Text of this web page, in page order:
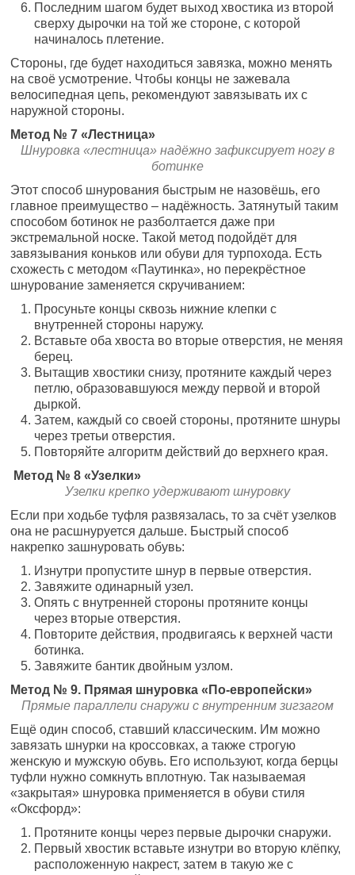
Последним шагом будет выход хвостика из второй
сверху дырочки на той же стороне, с которой
начиналось плетение.
Стороны, где будет находиться завязка, можно менять
на своё усмотрение. Чтобы концы не зажевала
велосипедная цепь, рекомендуют завязывать их с
наружной стороны.
Метод № 7 «Лестница»
Шнуровка «лестница» надёжно зафиксирует ногу в
ботинке
Этот способ шнурования быстрым не назовёшь, его
главное преимущество – надёжность. Затянутый таким
способом ботинок не разболтается даже при
экстремальной носке. Такой метод подойдёт для
завязывания коньков или обуви для турпохода. Есть
схожесть с методом «Паутинка», но перекрёстное
шнурование заменяется скручиванием:
Просуньте концы сквозь нижние клепки с
внутренней стороны наружу.
Вставьте оба хвоста во вторые отверстия, не меняя
берец.
Вытащив хвостики снизу, протяните каждый через
петлю, образовавшуюся между первой и второй
дыркой.
Затем, каждый со своей стороны, протяните шнуры
через третьи отверстия.
Повторяйте алгоритм действий до верхнего края.
Метод № 8 «Узелки»
Узелки крепко удерживают шнуровку
Если при ходьбе туфля развязалась, то за счёт узелков
она не расшнуруется дальше. Быстрый способ
накрепко зашнуровать обувь:
Изнутри пропустите шнур в первые отверстия.
Завяжите одинарный узел.
Опять с внутренней стороны протяните концы
через вторые отверстия.
Повторите действия, продвигаясь к верхней части
ботинка.
Завяжите бантик двойным узлом.
Метод № 9. Прямая шнуровка «По-европейски»
Прямые параллели снаружи с внутренним зигзагом
Ещё один способ, ставший классическим. Им можно
завязать шнурки на кроссовках, а также строгую
женскую и мужскую обувь. Его используют, когда берцы
туфли нужно сомкнуть вплотную. Так называемая
«закрытая» шнуровка применяется в обуви стиля
«Оксфорд»:
Протяните концы через первые дырочки снаружи.
Первый хвостик вставьте изнутри во вторую клёпку,
расположенную накрест, затем в такую же с